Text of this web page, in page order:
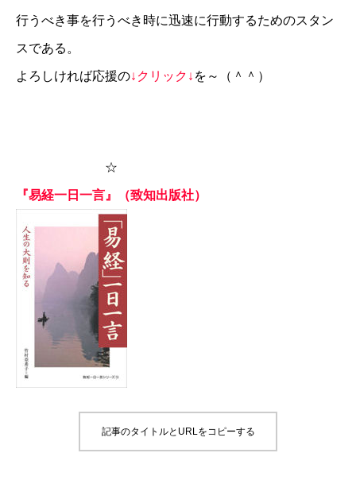
行うべき事を行うべき時に迅速に行動するためのスタン
スである。
よろしければ応援の↓クリック↓ を～（＾＾）
☆
『易経一日一言』（致知出版社）
記事のタイトルとURLをコピーする